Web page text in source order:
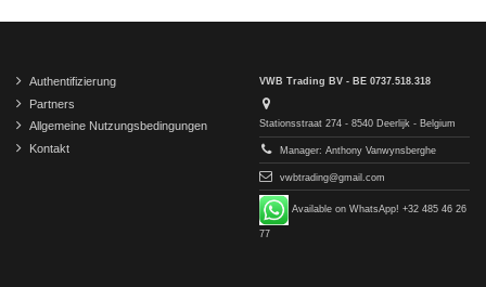
Authentifizierung
Partners
Allgemeine Nutzungsbedingungen
Kontakt
VWB Trading BV - BE 0737.518.318
Stationsstraat 274 - 8540 Deerlijk - Belgium
Manager: Anthony Vanwynsberghe
vwbtrading@gmail.com
Available on WhatsApp! +32 485 46 26
77